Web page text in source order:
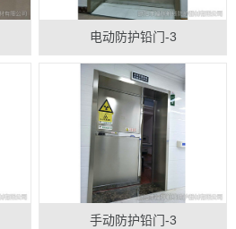
电动防护铅门-3
手动防护铅门-3